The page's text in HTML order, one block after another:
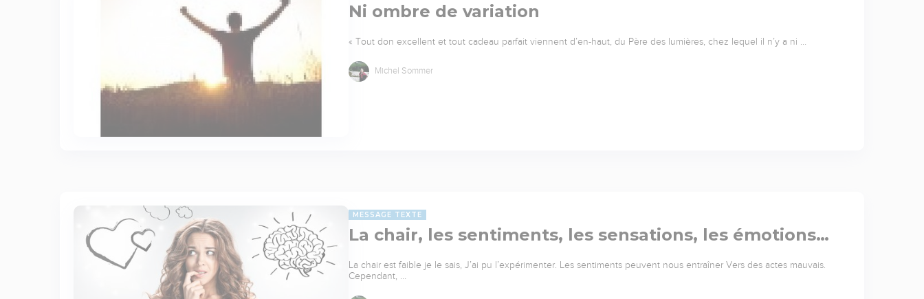
Ni ombre de variation
« Tout don excellent et tout cadeau parfait viennent d’en-haut, du Père des lumières, chez lequel il n’y a ni …
Michel Sommer
MESSAGE TEXTE
La chair, les sentiments, les sensations, les émotions…
La chair est faible je le sais, J’ai pu l’expérimenter. Les sentiments peuvent nous entraîner Vers des actes mauvais.
Cependant, …